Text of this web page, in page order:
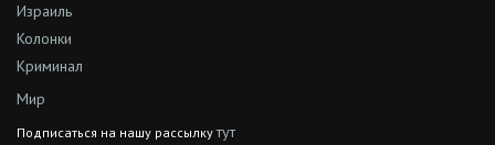
Израиль
Колонки
Криминал
Мир
Подписаться на нашу рассылкутут